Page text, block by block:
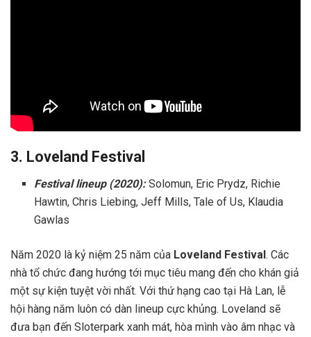
3. Loveland Festival
Festival lineup (2020):Solomun, Eric Prydz, Richie
Hawtin, Chris Liebing, Jeff Mills, Tale of Us, Klaudia
Gawlas
Năm 2020 là kỷ niệm 25 năm của Loveland Festival. Các
nhà tổ chức đang hướng tới mục tiêu mang đến cho khán giả
một sự kiện tuyệt vời nhất. Với thứ hạng cao tại Hà Lan, lễ
hội hàng năm luôn có dàn lineup cực khủng. Loveland sẽ
đưa bạn đến Sloterpark xanh mát, hòa mình vào âm nhạc và